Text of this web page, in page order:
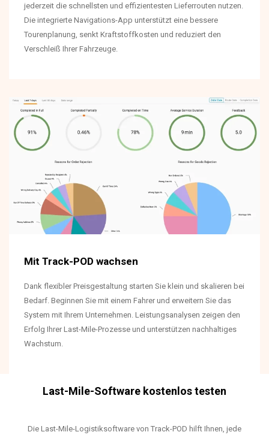
jederzeit die schnellsten und effizientesten Lieferrouten nutzen.
Die integrierte Navigations-App unterstützt eine bessere
Tourenplanung, senkt Kraftstoffkosten und reduziert den
Verschleiß Ihrer Fahrzeuge.
Mit Track-POD wachsen
Dank flexibler Preisgestaltung starten Sie klein und skalieren bei
Bedarf. Beginnen Sie mit einem Fahrer und erweitern Sie das
System mit Ihrem Unternehmen. Leistungsanalysen zeigen den
Erfolg Ihrer Last-Mile-Prozesse und unterstützen nachhaltiges
Wachstum.
Last-Mile-Software kostenlos testen
Die Last-Mile-Logistiksoftware von Track-POD hilft Ihnen, jede